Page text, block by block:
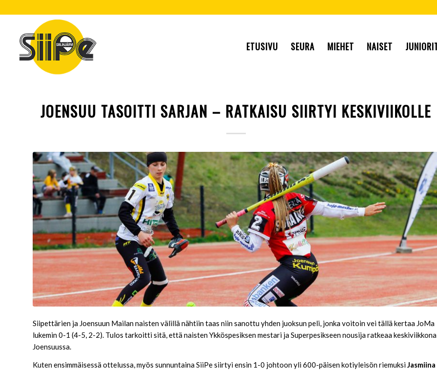
ETUSIVU SEURA MIEHET NAISET
JOENSUU TASOITTI SARJAN – RATKAISU SIIRTYI KESKIVIIKOLLE
Siipettärien ja Joensuun Mailan naisten välillä nähtiin taas niin sanottu yhden juoksun peli, jonka voitoin vei tällä kertaa JoMa
lukemin 0-1 (4-5, 2-2). Tulos tarkoitti sitä, että naisten Ykköspesiksen mestari ja Superpesikseen nousija ratkeaa keskiviikkona
Joensuussa.
Kuten ensimmäisessä ottelussa, myös sunnuntaina SiiPe siirtyi ensin 1-0 johtoon yli 600-päisen kotiyleisön riemuksiJasmiina